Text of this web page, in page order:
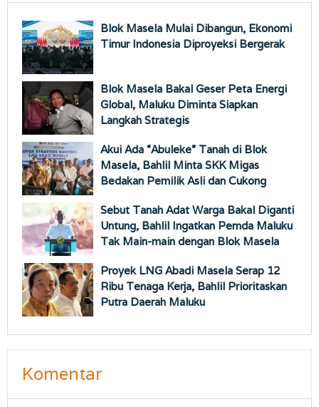
Blok Masela Mulai Dibangun, Ekonomi
Timur Indonesia Diproyeksi Bergerak
Blok Masela Bakal Geser Peta Energi
Global, Maluku Diminta Siapkan
Langkah Strategis
Akui Ada “Abuleke” Tanah di Blok
Masela, Bahlil Minta SKK Migas
Bedakan Pemilik Asli dan Cukong
Sebut Tanah Adat Warga Bakal Diganti
Untung, Bahlil Ingatkan Pemda Maluku
Tak Main-main dengan Blok Masela
Proyek LNG Abadi Masela Serap 12
Ribu Tenaga Kerja, Bahlil Prioritaskan
Putra Daerah Maluku
Komentar